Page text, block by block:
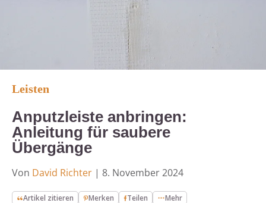
Leisten
Anputzleiste anbringen:
Anleitung für saubere
Übergänge
Von David Richter | 8. November 2024
Artikel zitieren Merken Teilen Mehr